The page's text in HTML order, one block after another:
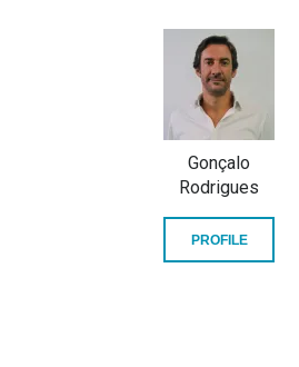
Gonçalo
Rodrigues
PROFILE